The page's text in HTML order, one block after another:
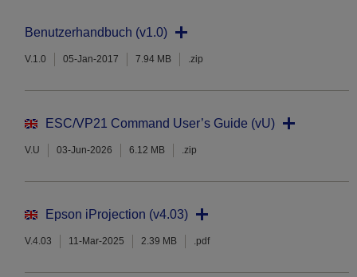
Benutzerhandbuch (v1.0)
V.1.0 05-Jan-2017 7.94 MB .zip
ESC/VP21 Command User’s Guide (vU)
V.U 03-Jun-2026 6.12 MB .zip
Epson iProjection (v4.03)
V.4.03 11-Mar-2025 2.39 MB .pdf